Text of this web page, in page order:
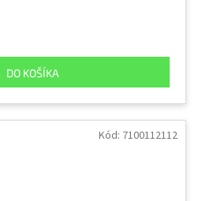
DO KOŠÍKA
Kód: 7100112112